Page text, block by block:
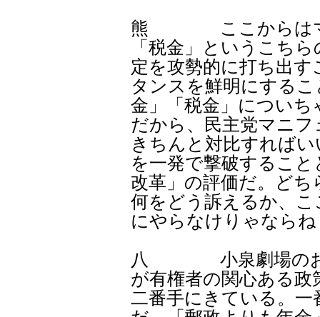
熊 ここからはマニ
「税金」というこち
定を攻勢的に打ち出
タンスを鮮明にするこ
金」「税金」につい
だから、民主党マニフ
きちんと対比すれば
を一発で撃破すること
改革」の評価だ。ど
何をどう訴えるか、こ
にやらなけりゃなら
八 小泉劇場のおか
が有権者の関心ある政
二番手にきている。